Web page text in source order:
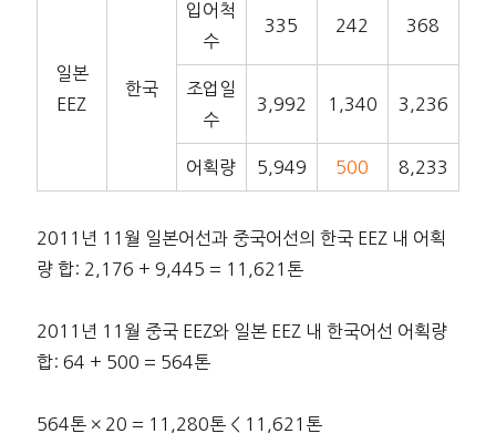
일본
EEZ
한국
입어척
수
335 242 368
조업일
수
3,992 1,340 3,236
어획량 5,949 500 8,233
2011년 11월 일본어선과 중국어선의 한국 EEZ 내 어획
량 합: 2,176 + 9,445 = 11,621톤
2011년 11월 중국 EEZ와 일본 EEZ 내 한국어선 어획량
합: 64 + 500 = 564톤
564톤 × 20 = 11,280톤 < 11,621톤